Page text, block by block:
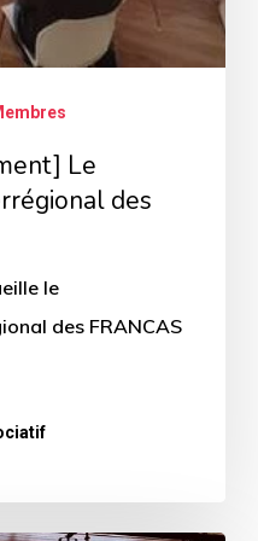
Le
des
le
des FRANCAS